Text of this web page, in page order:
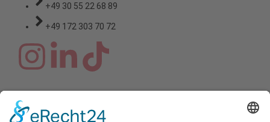
+49 30 55 22 68 89
+49 172 303 70 72
Copyright © 2026 Montagsfreude